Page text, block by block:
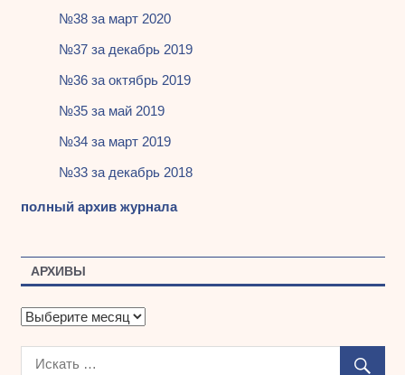
№38 за март 2020
№37 за декабрь 2019
№36 за октябрь 2019
№35 за май 2019
№34 за март 2019
№33 за декабрь 2018
полный архив журнала
АРХИВЫ
А
х